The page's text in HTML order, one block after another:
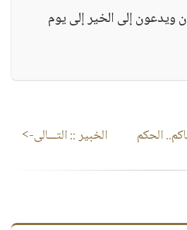
إلى الخير إلى يوم
الحكم الخبير:: التـــالى->